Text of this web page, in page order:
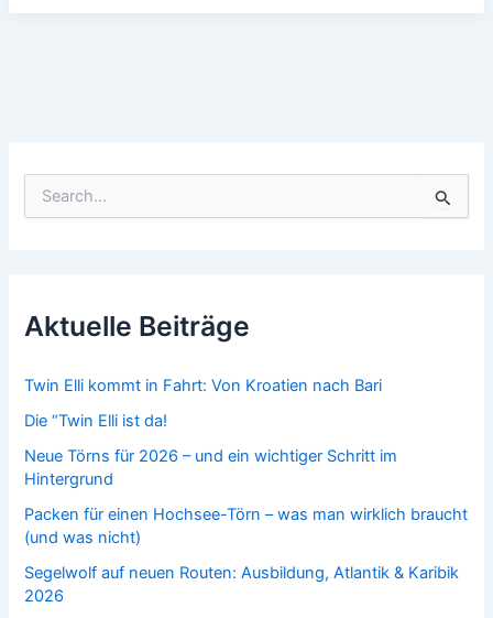
n
a
h
Aktuelle Beiträge
Twin Elli kommt in Fahrt: Von Kroatien nach Bari
Die “Twin Elli ist da!
Neue Törns für 2026 – und ein wichtiger Schritt im
Hintergrund
Packen für einen Hochsee-Törn – was man wirklich braucht
(und was nicht)
Segelwolf auf neuen Routen: Ausbildung, Atlantik & Karibik
2026